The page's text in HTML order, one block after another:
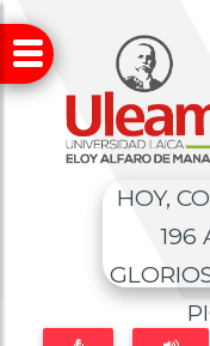
HOY,
196